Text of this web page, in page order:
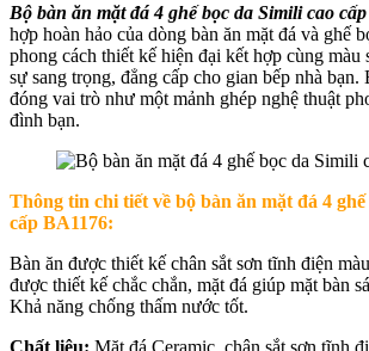
Bộ bàn ăn mặt đá 4 ghế bọc da Simili cao
hợp hoàn hảo của dòng bàn ăn mặt đá và ghế
phong cách thiết kế hiện đại kết hợp cùng màu
sự sang trọng, đẳng cấp cho gian bếp nhà bạn.
đóng vai trò như một mảnh ghép nghệ thuật
đình bạn.
Thông tin chi tiết về bộ bàn ăn mặt đá 4
cấp BA1176:
Bàn ăn được thiết kế chân sắt sơn tĩnh điện
được thiết kế chắc chắn, mặt đá giúp mặt bàn
Khả năng chống thấm nước tốt.
Chất liệu: Mặt đá Ceramic, chân sắt sơn tĩnh